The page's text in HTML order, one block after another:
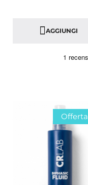
AGGIUNGI
Offerta